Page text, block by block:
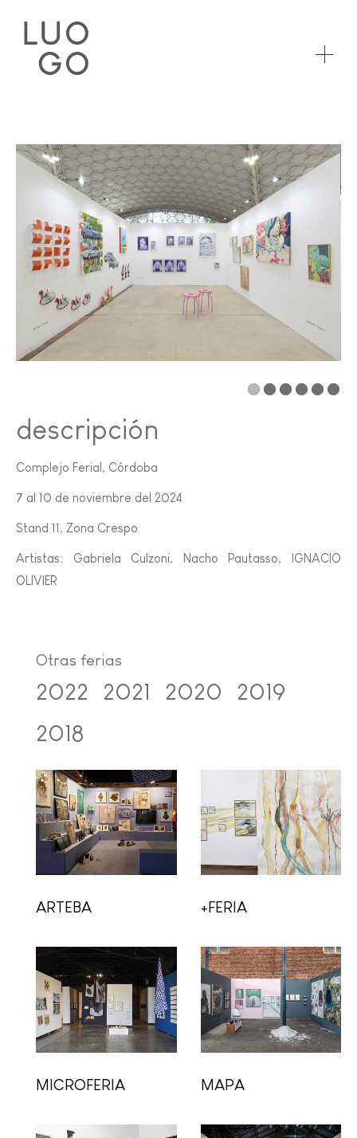
descripción
Complejo Ferial, Córdoba
7 al 10 de noviembre del 2024
Stand 11, Zona Crespo
Artistas: Gabriela Culzoni, Nacho Pautasso, IGNACIO
OLIVIER
Otras ferias
2022 2021 2020
2019
2018
ARTEBA +FERIA
MICROFERIA MAPA